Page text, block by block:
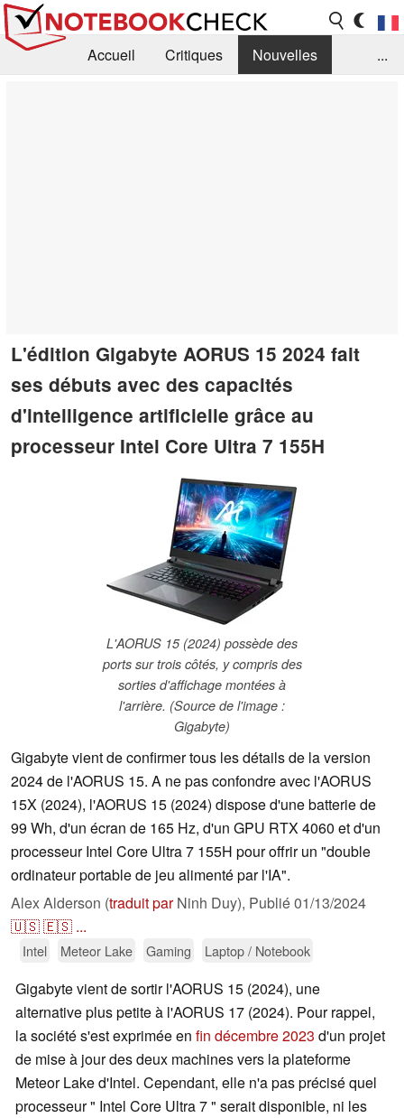
Accueil Critiques
Nouvelles
...
L'édition Gigabyte AORUS 15 2024 fait
ses débuts avec des capacités
d'intelligence artificielle grâce au
processeur Intel Core Ultra 7 155H
L'AORUS 15 (2024) possède des
ports sur trois côtés, y compris des
sorties d'affichage montées à
l'arrière. (Source de l'image :
Gigabyte)
Gigabyte vient de confirmer tous les détails de la version
2024 de l'AORUS 15. A ne pas confondre avec l'AORUS
15X (2024), l'AORUS 15 (2024) dispose d'une batterie de
99 Wh, d'un écran de 165 Hz, d'un GPU RTX 4060 et d'un
processeur Intel Core Ultra 7 155H pour offrir un "double
ordinateur portable de jeu alimenté par l'IA".
Alex Alderson (traduit parNinh Duy), Publié01/13/2024
🇺🇸🇪🇸 ...
Intel Meteor Lake Gaming Laptop / Notebook
Gigabyte vient de sortir l'AORUS 15 (2024), une
alternative plus petite à l'AORUS 17 (2024). Pour rappel,
la société s'est exprimée en fin décembre 2023 d'un projet
de mise à jour des deux machines vers la plateforme
Meteor Lake d'Intel. Cependant, elle n'a pas précisé quel
processeur " Intel Core Ultra 7 " serait disponible, ni les